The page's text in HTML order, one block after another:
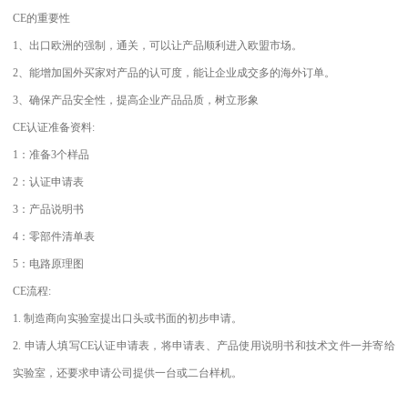
CE的重要性
1、出口欧洲的强制，通关，可以让产品顺利进入欧盟市场。
2、能增加国外买家对产品的认可度，能让企业成交多的海外订单。
3、确保产品安全性，提高企业产品品质，树立形象
CE认证准备资料:
1：准备3个样品
2：认证申请表
3：产品说明书
4：零部件清单表
5：电路原理图
CE流程:
1. 制造商向实验室提出口头或书面的初步申请。
2. 申请人填写CE认证申请表，将申请表、产品使用说明书和技术文件一并寄给
实验室，还要求申请公司提供一台或二台样机。